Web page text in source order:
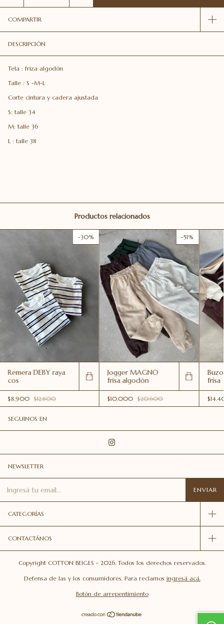
COMPARTIR
DESCRIPCIÓN
Tela : friza algodón
Talle : S -M-L
Corte cintura y cadera ajustada
S: talle 34
M: talle 36
L : talle 38
Productos relacionados
-30%
Remera DEBY raya
cos
$8.900 $12.800
-51%
Jogger MAGNO
frisa algodón
$10.000 $20.600
frisa
SEGUINOS EN
NEWSLETTER
CATEGORÍAS
CONTACTÁNOS
Copyright COTTON BEIGES - 2026. Todos los derechos reservados.
Defensa de las y los consumidores. Para reclamos ingresá acá.
Botón de arrepentimiento